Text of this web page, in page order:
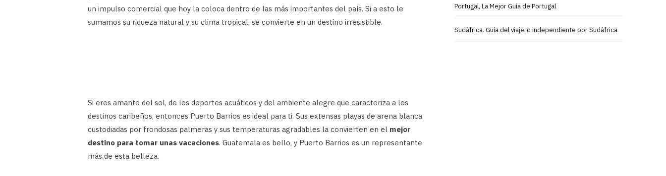
un impulso comercial que hoy la coloca dentro de las más importantes del país. Si a esto le
sumamos su riqueza natural y su clima tropical, se convierte en un destino irresistible.
Si eres amante del sol, de los deportes acuáticos y del ambiente alegre que caracteriza a los
destinos caribeños, entonces Puerto Barrios es ideal para ti. Sus extensas playas de arena blanca
custodiadas por frondosas palmeras y sus temperaturas agradables la convierten en el mejor
destino para tomar unas vacaciones. Guatemala es bello, y Puerto Barrios es un representante
más de esta belleza.
Portugal, La Mejor Guía de Portugal
Sudáfrica. Guía del viajero independiente por Sudáfrica